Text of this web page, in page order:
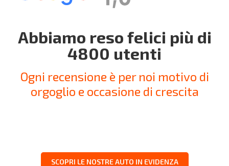
Abbiamo reso felici più di
4800 utenti
Ogni recensione è per noi motivo di
orgoglio e occasione di crescita
SCOPRI LE NOSTRE AUTO IN EVIDENZA